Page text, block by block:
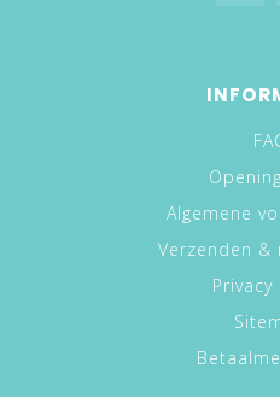
Algemene
Verzenden &
Privacy